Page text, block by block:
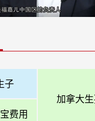
子
加拿大
费用